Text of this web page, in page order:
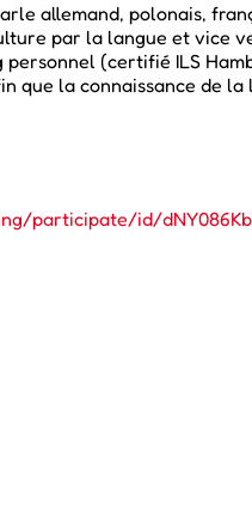
allemand, polonais,
par la langue et vice
(certifié ILS
que la connaissance de
participate/id/dNY086Kb